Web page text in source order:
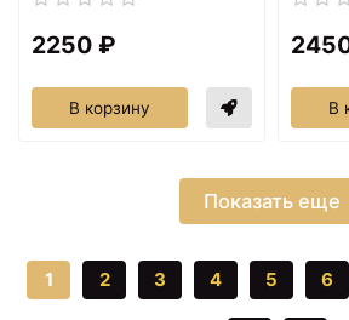
2250 ₽
В корзину В
Показать еще
1 2 3 4 5 6